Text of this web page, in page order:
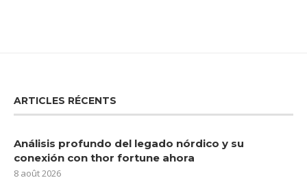
ARTICLES RÉCENTS
Análisis profundo del legado nórdico y su
conexión con thor fortune ahora
8 août 2026